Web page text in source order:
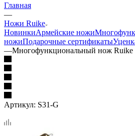
Главная
—
Ножи Ruike
НовинкиАрмейские ножи
ножиПодарочные сертификаты
—Многофункциональный нож Ruike
Артикул: S31-G